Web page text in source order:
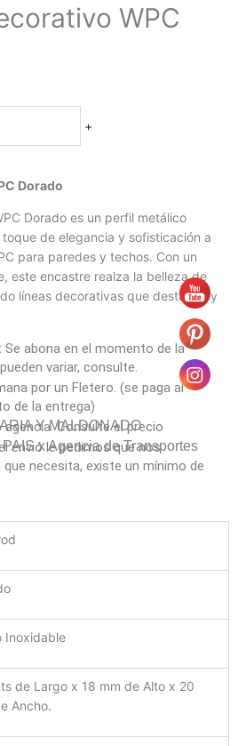
WPC
+
Dorado
Dorado es un perfil metálico
de elegancia y sofisticación a
para paredes y techos. Con un
este encastre realza la belleza de
líneas decorativas que destacan y
Se abona en el momento de la
variar, consulte.
por un Fletero. (se paga al
de la entrega)
Y MALDONADO
Consulte el precio
x Agencia de Transportes
envió le pedimos que nos
necesita, existe un mínimo de
Inoxidable
de Largo x 18 mm de Alto x 20
Ancho.